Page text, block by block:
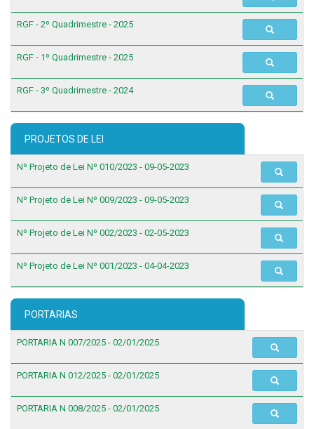
RGF - 2º Quadrimestre - 2025
RGF - 1º Quadrimestre - 2025
RGF - 3º Quadrimestre - 2024
PROJETOS DE LEI
Nº Projeto de Lei Nº 010/2023 - 09-05-2023
Nº Projeto de Lei Nº 009/2023 - 09-05-2023
Nº Projeto de Lei Nº 002/2023 - 02-05-2023
Nº Projeto de Lei Nº 001/2023 - 04-04-2023
PORTARIAS
PORTARIA N 007/2025 - 02/01/2025
PORTARIA N 012/2025 - 02/01/2025
PORTARIA N 008/2025 - 02/01/2025